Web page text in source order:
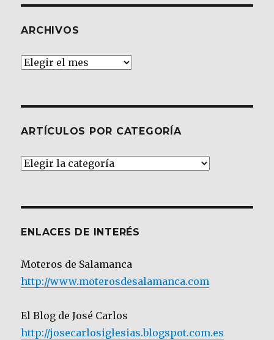
ARCHIVOS
Archivos
ARTÍCULOS POR CATEGORÍA
Artículos
ENLACES DE INTERÉS
Moteros de Salamanca
http://www.moterosdesalamanca.com
El Blog de José Carlos
http://josecarlosiglesias.blogspot.com.es